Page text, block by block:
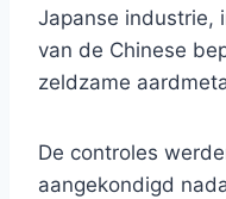
Japanse industrie,
van de Chinese
zeldzame
De controles
aangekondigd